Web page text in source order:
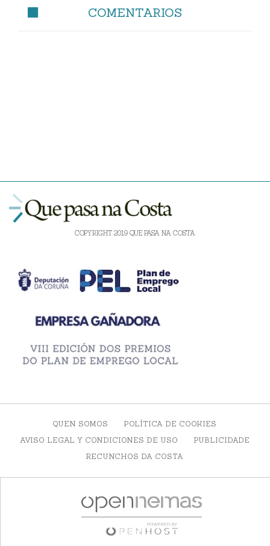
COMENTARIOS
COPYRIGHT 2019 QUE PASA NA COSTA
QUEN SOMOS
POLÍTICA DE COOKIES
AVISO LEGAL Y CONDICIONES DE USO
PUBLICIDADE
RECUNCHOS DA COSTA